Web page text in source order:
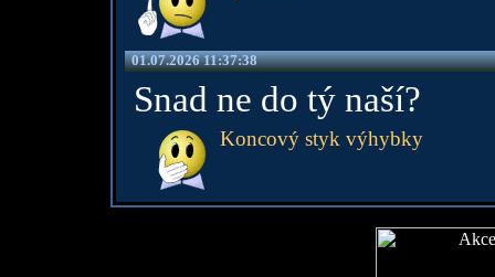
01.07.2026 11:37:38
Snad ne do tý naší?
Koncový styk výhybky